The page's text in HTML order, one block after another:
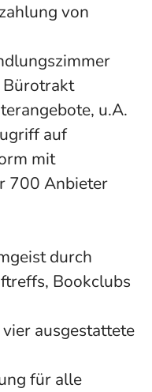
von
u.A.
auf
mit
700 Anbieter
durch
Bookclubs
ausgestattete
für alle